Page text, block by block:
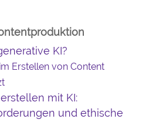
KI?
Erstellen von Content
mit KI:
und ethische